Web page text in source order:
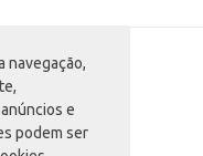
navegação,
e
podem ser